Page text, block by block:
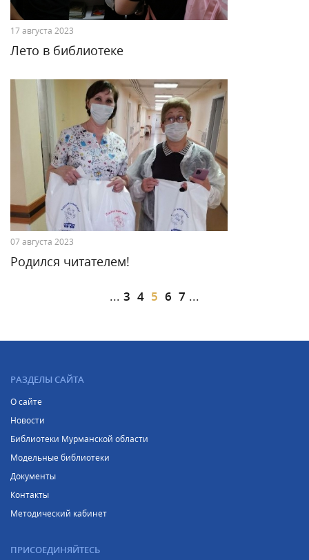
17 августа 2023
Лето в библиотеке
07 августа 2023
Родился читателем!
... 3 4 5 6 7 ...
РАЗДЕЛЫ САЙТА
О сайте
Новости
Библиотеки Мурманской области
Модельные библиотеки
Документы
Контакты
Методический кабинет
ПРИСОЕДИНЯЙТЕСЬ